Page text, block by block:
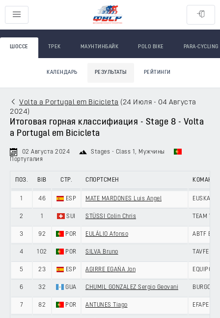
ШОССЕ ТРЕК МАУНТИНБАЙК POLO BIKE PARA-CYCLING
КАЛЕНДАРЬ РЕЗУЛЬТАТЫ РЕЙТИНГИ
Volta a Portugal em Bicicleta (24 Июля - 04 Августа
2024)
Итоговая горная классифиация - Stage 8 - Volta
a Portugal em Bicicleta
02 Августа 2024 Stages - Class 1 , Мужчины
Португалия
ПОЗ. BIB СТР. СПОРТСМЕН КОМАНДА
1 46 ESP MATE MARDONES Luis Angel
2 1 SUI STÜSSI Colin Chris TEAM
3 92 POR EULÁLIO Afonso ABTF
4 102 POR SILVA Bruno TAVFER-
5 23 ESP AGIRRE EGAÑA Jon EQUIPO
6 32 GUA CHUMIL GONZALEZ Sergio Geovani BURGOS-
7 82 POR ANTUNES Tiago EFAPEL